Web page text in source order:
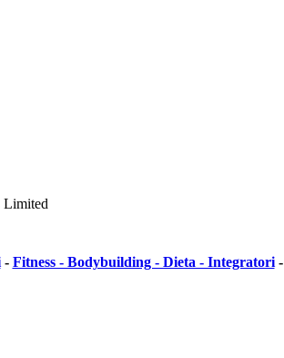
Limited
- Fitness - Bodybuilding - Dieta - Integratori-